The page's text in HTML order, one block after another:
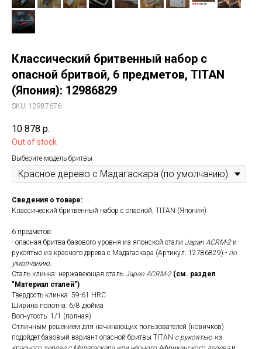
Классический бритвенный набор с
опасной бритвой, 6 предметов, TITAN
(Япония): 12986829
SKU: 12987676
10 878 р.
Out of stock
Выберите модель бритвы
Сведения о товаре:
Классический бритвенный набор с опасной, TITAN (Япония)
6 предметов:
- опасная бритва базового уровня из японской стали Japan ACRM-2и
рукоятью из красного дерева с Мадагаскара (Артикул: 12786829) - по
умолчанию.
Сталь клинка: нержавеющая сталь Japan ACRM-2 (см. раздел
"Материал сталей")
Твердость клинка: 59-61 HRC
Ширина полотна: 6/8 дюйма
Вогнутость: 1/1 (полная)
Отличным решением для начинающих пользователей (новичков)
подойдет базовый вариант опасной бритвы TITAN с рукоятью из